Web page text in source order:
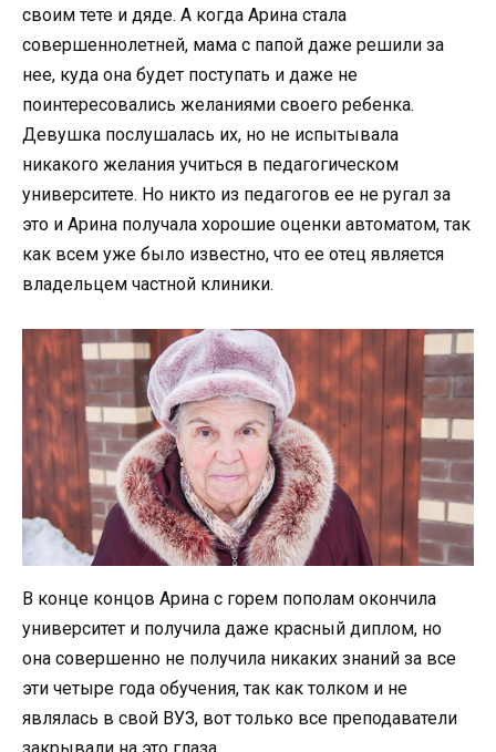
своим тете и дяде. А когда Арина стала
совершеннолетней, мама с папой даже решили за
нее, куда она будет поступать и даже не
поинтересовались желаниями своего ребенка.
Девушка послушалась их, но не испытывала
никакого желания учиться в педагогическом
университете. Но никто из педагогов ее не ругал за
это и Арина получала хорошие оценки автоматом, так
как всем уже было известно, что ее отец является
владельцем частной клиники.
В конце концов Арина с горем пополам окончила
университет и получила даже красный диплом, но
она совершенно не получила никаких знаний за все
эти четыре года обучения, так как толком и не
являлась в свой ВУЗ, вот только все преподаватели